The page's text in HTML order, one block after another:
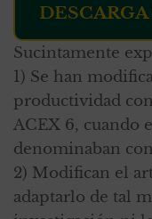
Sucintamente
1) Se han
productividad
ACEX 6, cuando
denominaban
2) Modifican el
adaptarlo de tal